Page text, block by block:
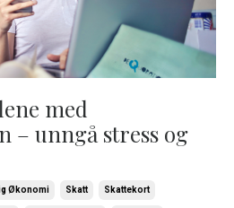
med
– unngå stress og
Økonomi Skatt Skattekort